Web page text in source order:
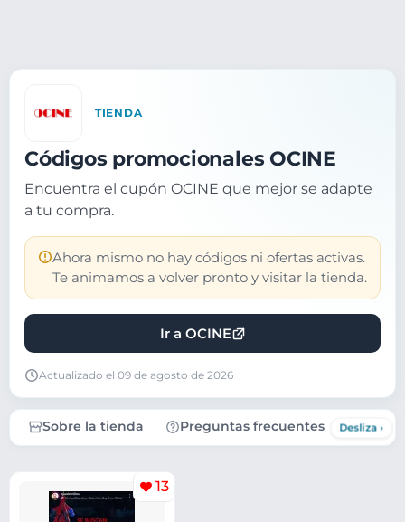
TIENDA
Códigos promocionales OCINE
Encuentra el cupón OCINE que mejor se adapte
a tu compra.
Ahora mismo no hay códigos ni ofertas activas.
Te animamos a volver pronto y visitar la tienda.
Ir a OCINE
Actualizado el 09 de agosto de 2026
Sobre la tienda Preguntas frecuentes
13